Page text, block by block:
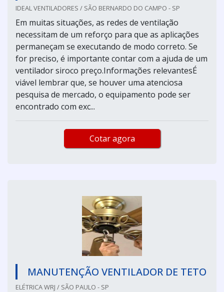
IDEAL VENTILADORES / SÃO BERNARDO DO CAMPO - SP
Em muitas situações, as redes de ventilação
necessitam de um reforço para que as aplicações
permaneçam se executando de modo correto. Se
for preciso, é importante contar com a ajuda de um
ventilador siroco preço.Informações relevantesÉ
viável lembrar que, se houver uma atenciosa
pesquisa de mercado, o equipamento pode ser
encontrado com exc...
Cotar agora
MANUTENÇÃO VENTILADOR DE TETO
ELÉTRICA WRJ / SÃO PAULO - SP